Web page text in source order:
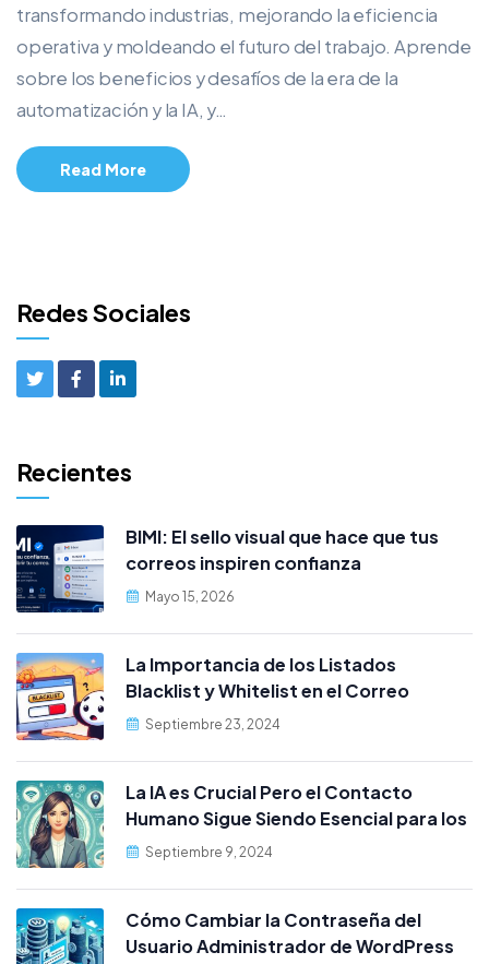
transformando industrias, mejorando la eficiencia
operativa y moldeando el futuro del trabajo. Aprende
sobre los beneficios y desafíos de la era de la
automatización y la IA, y…
Read More
Redes Sociales
Recientes
BIMI: El sello visual que hace que tus
correos inspiren confianza
Mayo 15, 2026
La Importancia de los Listados
Blacklist y Whitelist en el Correo
Electrónico cPanel
Septiembre 23, 2024
La IA es Crucial Pero el Contacto
Humano Sigue Siendo Esencial para los
Clientes
Septiembre 9, 2024
Cómo Cambiar la Contraseña del
Usuario Administrador de WordPress